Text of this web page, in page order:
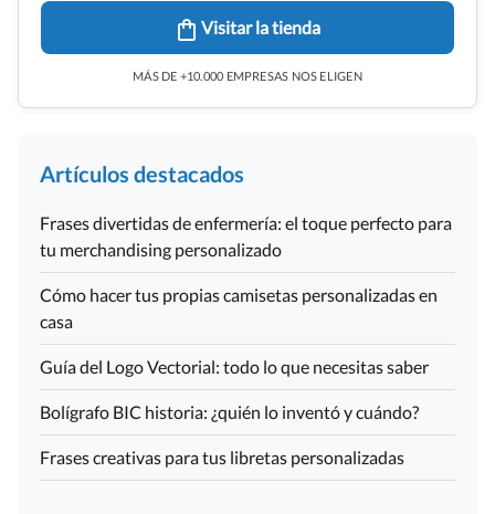
Visitar la tienda
MÁS DE +10.000 EMPRESAS NOS ELIGEN
Artículos destacados
Frases divertidas de enfermería: el toque perfecto para
tu merchandising personalizado
Cómo hacer tus propias camisetas personalizadas en
casa
Guía del Logo Vectorial: todo lo que necesitas saber
Bolígrafo BIC historia: ¿quién lo inventó y cuándo?
Frases creativas para tus libretas personalizadas